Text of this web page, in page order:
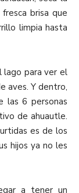
brisa que
limpia hasta
lago para ver el
aves. Y dentro,
las 6 personas
de ahuautle.
es de los
hijos ya no les
a tener un